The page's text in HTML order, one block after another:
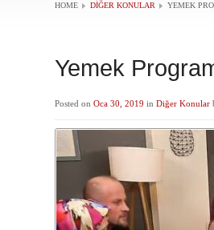
HOME DIĞER KONULAR YEMEK
Yemek
Posted on Oca 30, 2019 in Diğer Konular